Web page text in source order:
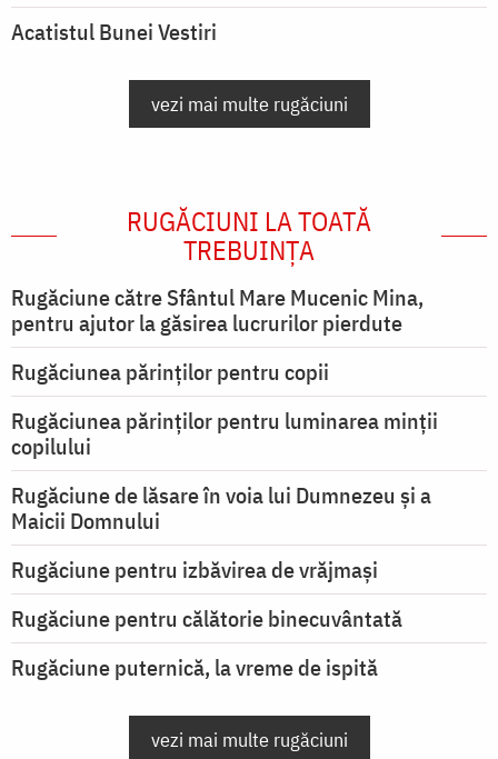
Acatistul Bunei Vestiri
vezi mai multe rugăciuni
RUGĂCIUNI LA TOATĂ
TREBUINȚA
Rugăciune către Sfântul Mare Mucenic Mina,
pentru ajutor la găsirea lucrurilor pierdute
Rugăciunea părinților pentru copii
Rugăciunea părinților pentru luminarea minţii
copilului
Rugăciune de lăsare în voia lui Dumnezeu şi a
Maicii Domnului
Rugăciune pentru izbăvirea de vrăjmași
Rugăciune pentru călătorie binecuvântată
Rugăciune puternică, la vreme de ispită
vezi mai multe rugăciuni